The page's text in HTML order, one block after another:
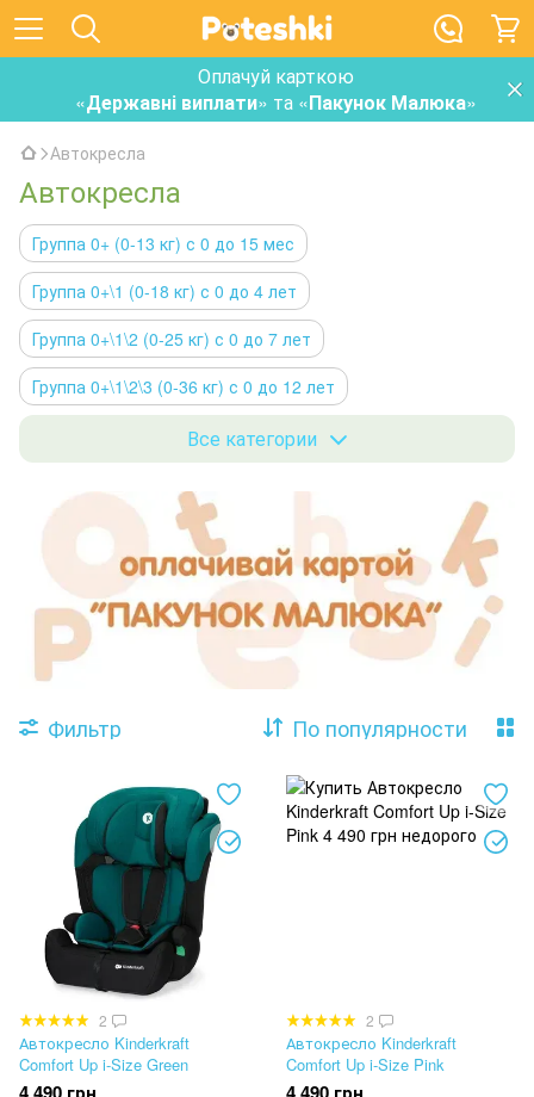
Оплачуй карткою
«Державні виплати» та «Пакунок Малюка»
Автокресла
Автокресла
Группа 0+ (0-13 кг) с 0 до 15 мес
Группа 0+\1 (0-18 кг) с 0 до 4 лет
Группа 0+\1\2 (0-25 кг) с 0 до 7 лет
Группа 0+\1\2\3 (0-36 кг) с 0 до 12 лет
Группа 1\2\3 (9-36 кг) с 9 мес до 12 лет
Все категории
Фильтр По популярности
2
Автокресло Kinderkraft
Comfort Up i-Size Green
2
Автокресло Kinderkraft
Comfort Up i-Size Pink